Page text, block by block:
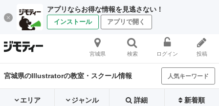
アプリならお得な情報を見逃さない！
インストール アプリで開く
宮城県 検索 ログイン 投稿
宮城県のIllustratorの教室・スクール情報 人気キーワード
エリア ジャンル 詳細 新着順